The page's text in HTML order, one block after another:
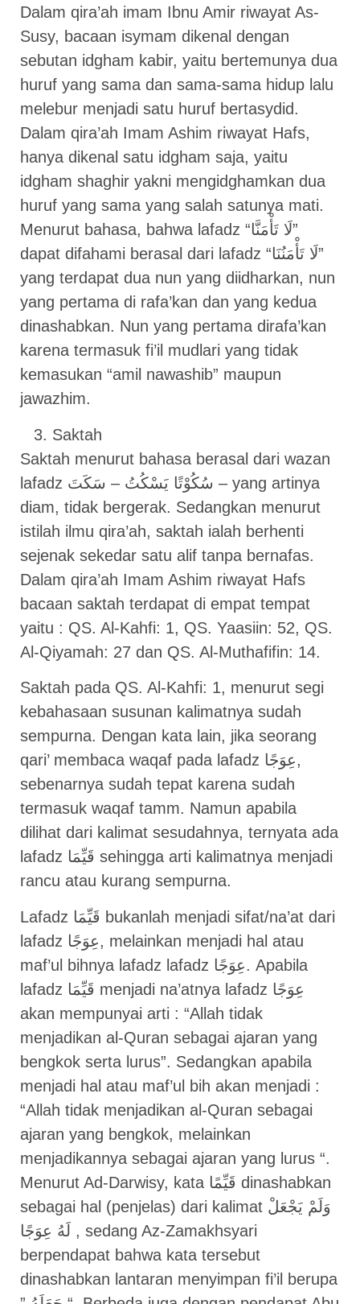
Dalam qira’ah imam Ibnu Amir riwayat As-
Susy, bacaan isymam dikenal dengan
sebutan idgham kabir, yaitu bertemunya dua
huruf yang sama dan sama-sama hidup lalu
melebur menjadi satu huruf bertasydid.
Dalam qira’ah Imam Ashim riwayat Hafs,
hanya dikenal satu idgham saja, yaitu
idgham shaghir yakni mengidghamkan dua
huruf yang sama yang salah satunya mati.
Menurut bahasa, bahwa lafadz “لَا تَأْمَنَّا”
dapat difahami berasal dari lafadz “لَا تَأْمَنُنَا”
yang terdapat dua nun yang diidharkan, nun
yang pertama di rafa’kan dan yang kedua
dinashabkan. Nun yang pertama dirafa’kan
karena termasuk fi’il mudlari yang tidak
kemasukan “amil nawashib” maupun
jawazhim.
Saktah
Saktah menurut bahasa berasal dari wazan
lafadz سُكُوْتًا يَسْكُتُ – سَكَتَ – yang artinya
diam, tidak bergerak. Sedangkan menurut
istilah ilmu qira’ah, saktah ialah berhenti
sejenak sekedar satu alif tanpa bernafas.
Dalam qira’ah Imam Ashim riwayat Hafs
bacaan saktah terdapat di empat tempat
yaitu : QS. Al-Kahfi: 1, QS. Yaasiin: 52, QS.
Al-Qiyamah: 27 dan QS. Al-Muthafifin: 14.
Saktah pada QS. Al-Kahfi: 1, menurut segi
kebahasaan susunan kalimatnya sudah
sempurna. Dengan kata lain, jika seorang
qari’ membaca waqaf pada lafadz عِوَجًا,
sebenarnya sudah tepat karena sudah
termasuk waqaf tamm. Namun apabila
dilihat dari kalimat sesudahnya, ternyata ada
lafadz قَيِّمَا sehingga arti kalimatnya menjadi
rancu atau kurang sempurna.
Lafadz قَيِّمَا bukanlah menjadi sifat/na’at dari
lafadz عِوَجًا, melainkan menjadi hal atau
maf’ul bihnya lafadz lafadz عِوَجًا. Apabila
lafadz قَيِّمَا menjadi na’atnya lafadz عِوَجًا
akan mempunyai arti : “Allah tidak
menjadikan al-Quran sebagai ajaran yang
bengkok serta lurus”. Sedangkan apabila
menjadi hal atau maf’ul bih akan menjadi :
“Allah tidak menjadikan al-Quran sebagai
ajaran yang bengkok, melainkan
menjadikannya sebagai ajaran yang lurus “.
Menurut Ad-Darwisy, kata قَيِّمًا dinashabkan
sebagai hal (penjelas) dari kalimat وَلَمْ يَجْعَلْ
لَهُ عِوَجًا , sedang Az-Zamakhsyari
berpendapat bahwa kata tersebut
dinashabkan lantaran menyimpan fi’il berupa